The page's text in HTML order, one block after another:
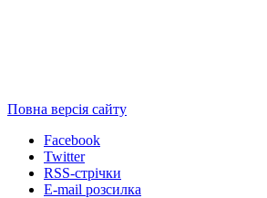
Повна версія сайту
Facebook
Twitter
RSS-стрічки
E-mail розсилка